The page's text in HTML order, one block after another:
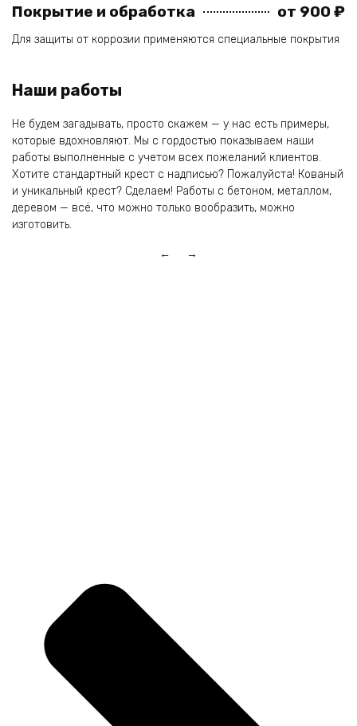
Покрытие и обработка от 900 ₽
Для защиты от коррозии применяются специальные покрытия
Наши работы
Не будем загадывать, просто скажем — у нас есть примеры,
которые вдохновляют. Мы с гордостью показываем наши
работы выполненные с учетом всех пожеланий клиентов.
Хотите стандартный крест с надписью? Пожалуйста! Кованый
и уникальный крест? Сделаем! Работы с бетоном, металлом,
деревом — всё, что можно только вообразить, можно
изготовить.
← →